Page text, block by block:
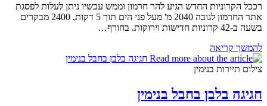
רכבל הקרוניות החדש הגיע להר חרמון וממש עכשיו ניתן לעלות לפסגת
אתר החרמון לגובה 2040 מ' מעל פני הים תוך 5 דקות, 2400 מבקרים
בשעה ב-42 קרוניות חדישות וירוקות. בחורף…
להמשך קריאההוא
הגיע
ישר
חרמון
–
צילום תיירות בנימין
חגיגה בלבן בחבל בנימין